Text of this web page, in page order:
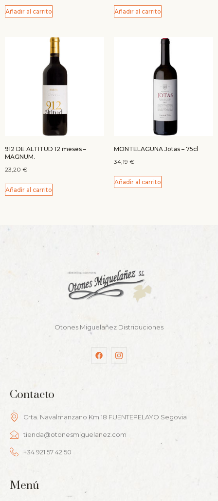
Añadir al carrito Añadir al carrito
912 DE ALTITUD 12 meses –
MAGNUM.
23,20 €
Añadir al carrito
MONTELAGUNA Jotas – 75cl
34,19 €
Añadir al carrito
Otones Miguelañez Distribuciones
Contacto
Crta. Navalmanzano Km.18 FUENTEPELAYO Segovia
tienda@otonesmiguelanez.com
+34 921 57 42 50
Menú